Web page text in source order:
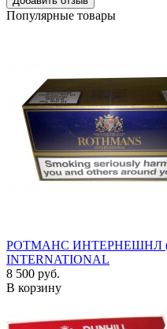
Популярные товары
РОТМАНС ИНТЕРНЕШНЛ
INTERNATIONAL
8 500 руб.
В корзину